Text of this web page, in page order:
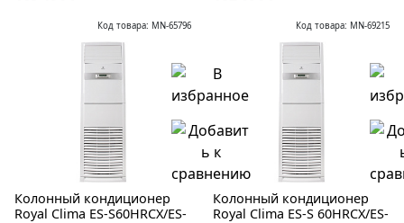
Код товара: MN-65796
Колонный кондиционер
Royal Clima ES-S60HRCX/ES-
Код товара: MN-69215
Колонный кондиционер
Royal Clima ES-S 60HRCX/ES-